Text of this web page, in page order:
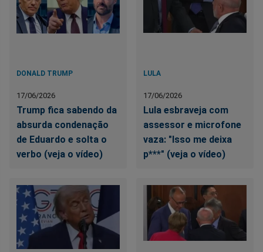
DONALD TRUMP
17/06/2026
Trump fica sabendo da
absurda condenação
de Eduardo e solta o
verbo (veja o vídeo)
LULA
17/06/2026
Lula esbraveja com
assessor e microfone
vaza: "Isso me deixa
p***" (veja o vídeo)